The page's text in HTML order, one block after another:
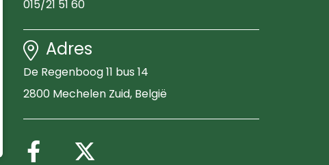
015/21 51 60
Adres
De Regenboog 11 bus 14
2800 Mechelen Zuid, België
Volg ons op Facebook